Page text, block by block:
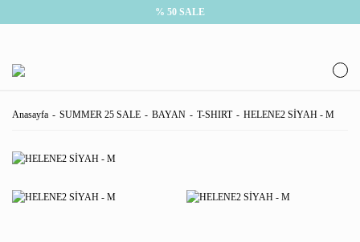
% 50 SALE
Anasayfa SUMMER 25 SALE BAYAN T-SHIRT HELENE2 SİYAH - M